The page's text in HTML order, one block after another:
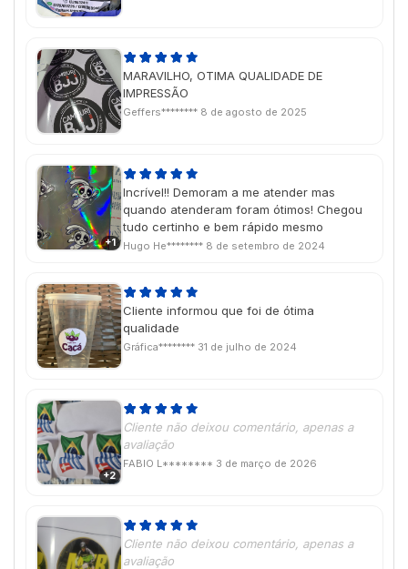
MARAVILHO, OTIMA QUALIDADE DE
IMPRESSÃO
Geffers******** 8 de agosto de 2025
+1
Incrível!! Demoram a me atender mas
quando atenderam foram ótimos! Chegou
tudo certinho e bem rápido mesmo
Hugo He******** 8 de setembro de 2024
Cliente informou que foi de ótima
qualidade
Gráfica******** 31 de julho de 2024
+2
Cliente não deixou comentário, apenas a
avaliação
FABIO L******** 3 de março de 2026
Cliente não deixou comentário, apenas a
avaliação